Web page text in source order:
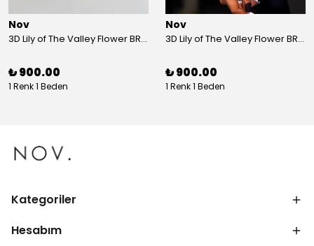
Nov
3D Lily of The Valley Flower BRACELET G
₺ 900.00
1 Renk 1 Beden
Nov
3D Lily of The Valley Flower BRACELET S
₺ 900.00
1 Renk 1 Beden
Kategoriler
Hesabım